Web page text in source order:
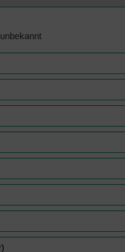
unbekannt